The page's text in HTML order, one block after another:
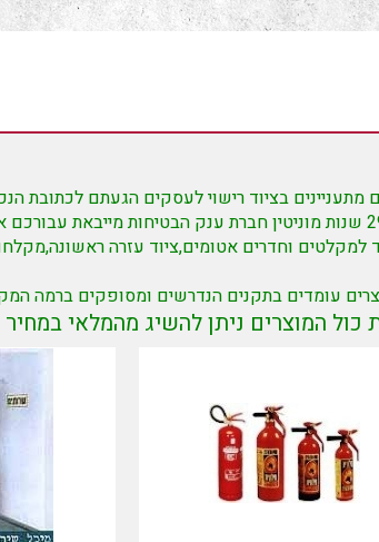
בציוד רישוי לעסקים הגעתם לכתובת
לאחר 29 שנות מוניטין חברת ענק הבטיחות מייבאת
למקלטים וחדרים אטומים,ציוד עזרה
עומדים בתקנים הנדרשים ומסופקים ברמה
המוצרים ניתן להשיג מהמלאי במחיר